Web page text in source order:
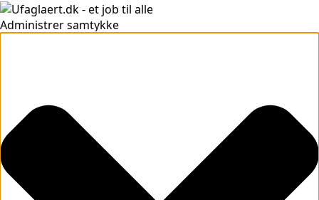
Administrer samtykke